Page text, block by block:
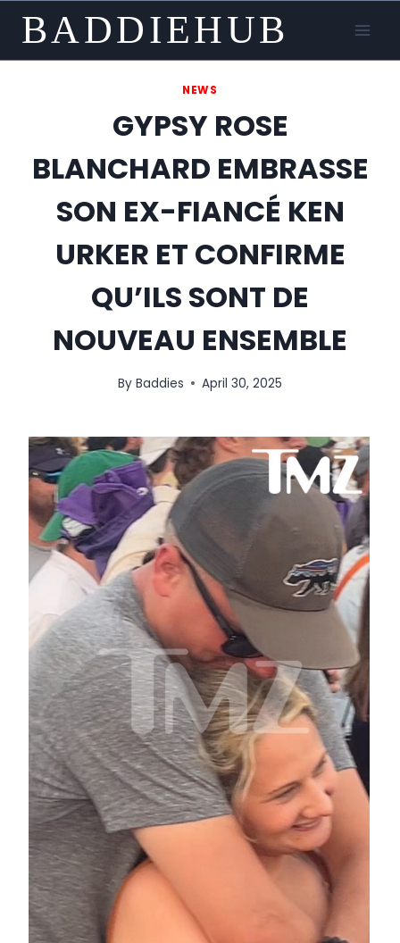
content
BADDIEHUB
NEWS
GYPSY ROSE
BLANCHARD EMBRASSE
SON EX-FIANCÉ KEN
URKER ET CONFIRME
QU’ILS SONT DE
NOUVEAU ENSEMBLE
By Baddies April 30, 2025